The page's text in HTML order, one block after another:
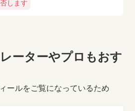
します
ーターやプロもおす
ールをご覧になっているため